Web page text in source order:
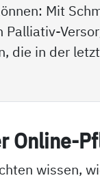
Mit
Palliativ-
die in der
On­li­ne-
wissen,